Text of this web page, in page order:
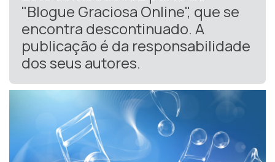
"Blogue Graciosa Online", que se
encontra descontinuado. A
publicação é da responsabilidade
dos seus autores.